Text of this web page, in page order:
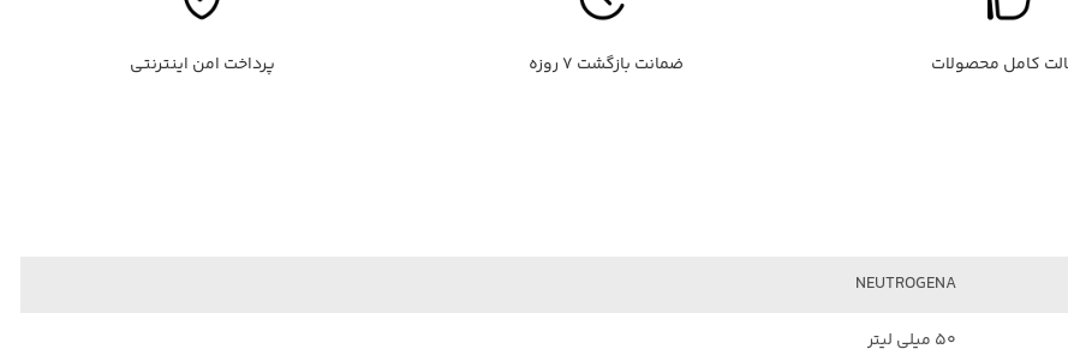
کامل محصولات ضمانت بازگشت ۷ روزه پرداخت امن اینترنتی
NEUTROGENA
۵۰ میلی لیتر